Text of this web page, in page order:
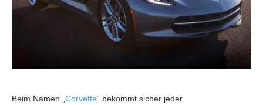
Beim Namen „ Corvette“ bekommt sicher jeder